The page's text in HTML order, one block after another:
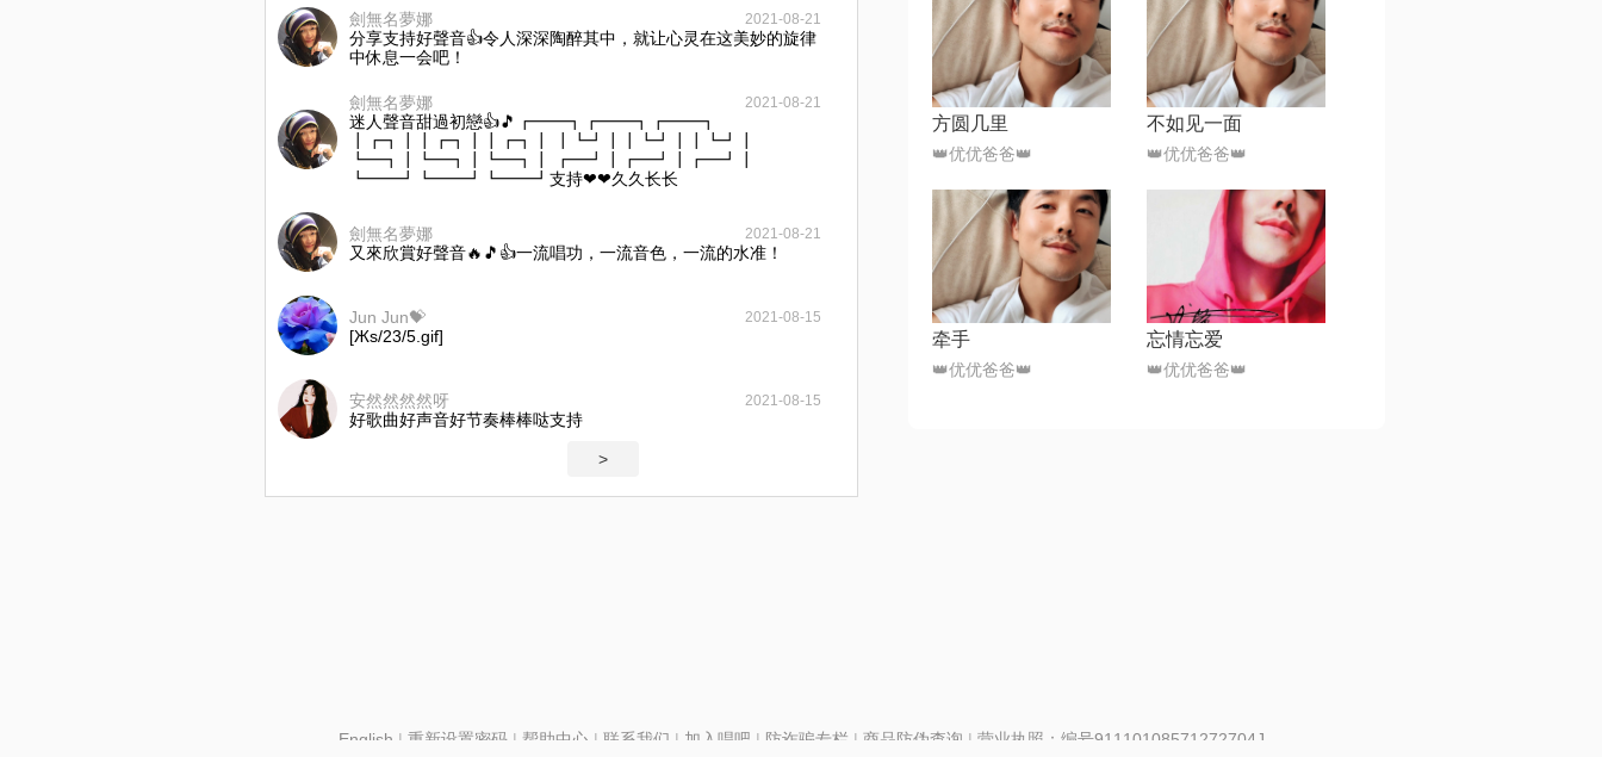
劍無名夢娜 2021-08-21
分享支持好聲音👍令人深深陶醉其中，就让心灵在这美妙的旋律
中休息一会吧！
劍無名夢娜 2021-08-21
迷人聲音甜過初戀👍🎵┏━━┓┏━━┓┏━━┓
┃┏┓┃┃┏┓┃┃┏┓┃ ┃┗┛┃┃┗┛┃┃┗┛┃
┗━┓┃┗━┓┃┗━┓┃ ┏━┛┃┏━┛┃┏━┛┃
┗━━┛┗━━┛┗━━┛支持❤❤久久长长
劍無名夢娜 2021-08-21
又來欣賞好聲音🔥🎵👍一流唱功，一流音色，一流的水准！
Jun Jun💝 2021-08-15
[Жs/23/5.gif]
安然然然然呀 2021-08-15
好歌曲好声音好节奏棒棒哒支持
>
方圆几里
👑优优爸爸👑
不如见一面
👑优优爸爸👑
牵手
👑优优爸爸👑
忘情忘爱
👑优优爸爸👑
English | 重新设置密码| 帮助中心 | 联系我们 | 加入唱吧 | 防诈骗专栏 | 商品防伪查询 | 营业执照：编号91110108571272704J